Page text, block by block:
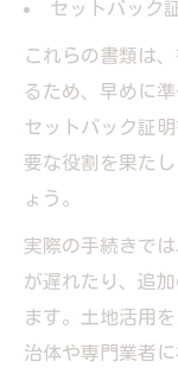
セットバック
これらの書類は
るため、早めに
セットバック証
要な役割を果た
ょう。
実際の手続きで
が遅れたり、追
ます。土地活用
治体や専門業者